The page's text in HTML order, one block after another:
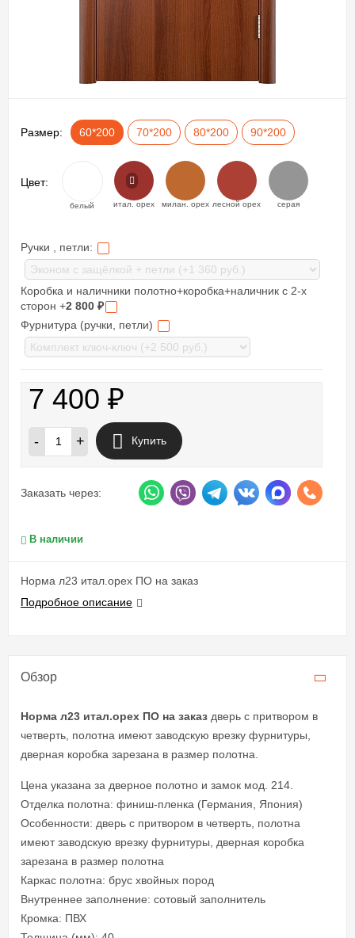
Размер: 60*200 70*200 80*200 90*200
Цвет:
белый итал. орех милан. орех лесной орех серая
Ручки , петли:
Коробка и наличники полотно+коробка+наличник с 2-х
сторон +2 800 ₽
Фурнитура (ручки, петли)
7 400 ₽
- + Купить
Заказать через:
В наличии
Норма л23 итал.орех ПО на заказ
Подробное описание
Обзор
Норма л23 итал.орех ПО на заказ дверь с притвором в
четверть, полотна имеют заводскую врезку фурнитуры,
дверная коробка зарезана в размер полотна.
Цена указана за дверное полотно и замок мод. 214.
Отделка полотна: финиш-пленка (Германия, Япония)
Особенности: дверь с притвором в четверть, полотна
имеют заводскую врезку фурнитуры, дверная коробка
зарезана в размер полотна
Каркас полотна: брус хвойных пород
Внутреннее заполнение: сотовый заполнитель
Кромка: ПВХ